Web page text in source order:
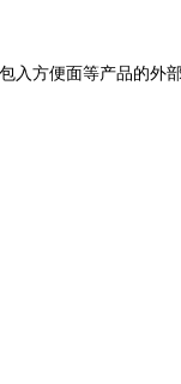
方便面等产品的外部